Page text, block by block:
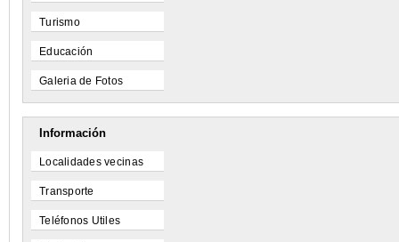
Turismo
Educación
Galeria de Fotos
Información
Localidades vecinas
Transporte
Teléfonos Utiles